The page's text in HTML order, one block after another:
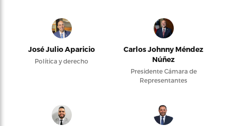
José Julio Aparicio
Política y derecho
Carlos Johnny Méndez
Núñez
Presidente Cámara de
Representantes